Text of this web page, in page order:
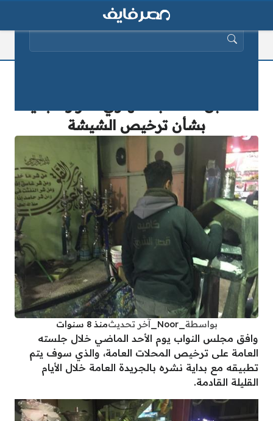
بشأن ترخيص الشيشة
بواسطة _Noor_ آخر تحديثمنذ 8 سنوات
وافق مجلس النواب يوم الأحد الماضي خلال جلسته
العامة على ترخيص المحلات العامة، والذي سوف يتم
تطبيقه مع بداية نشره بالجريدة العامة خلال الأيام
القليلة القادمة.
البحث عن: